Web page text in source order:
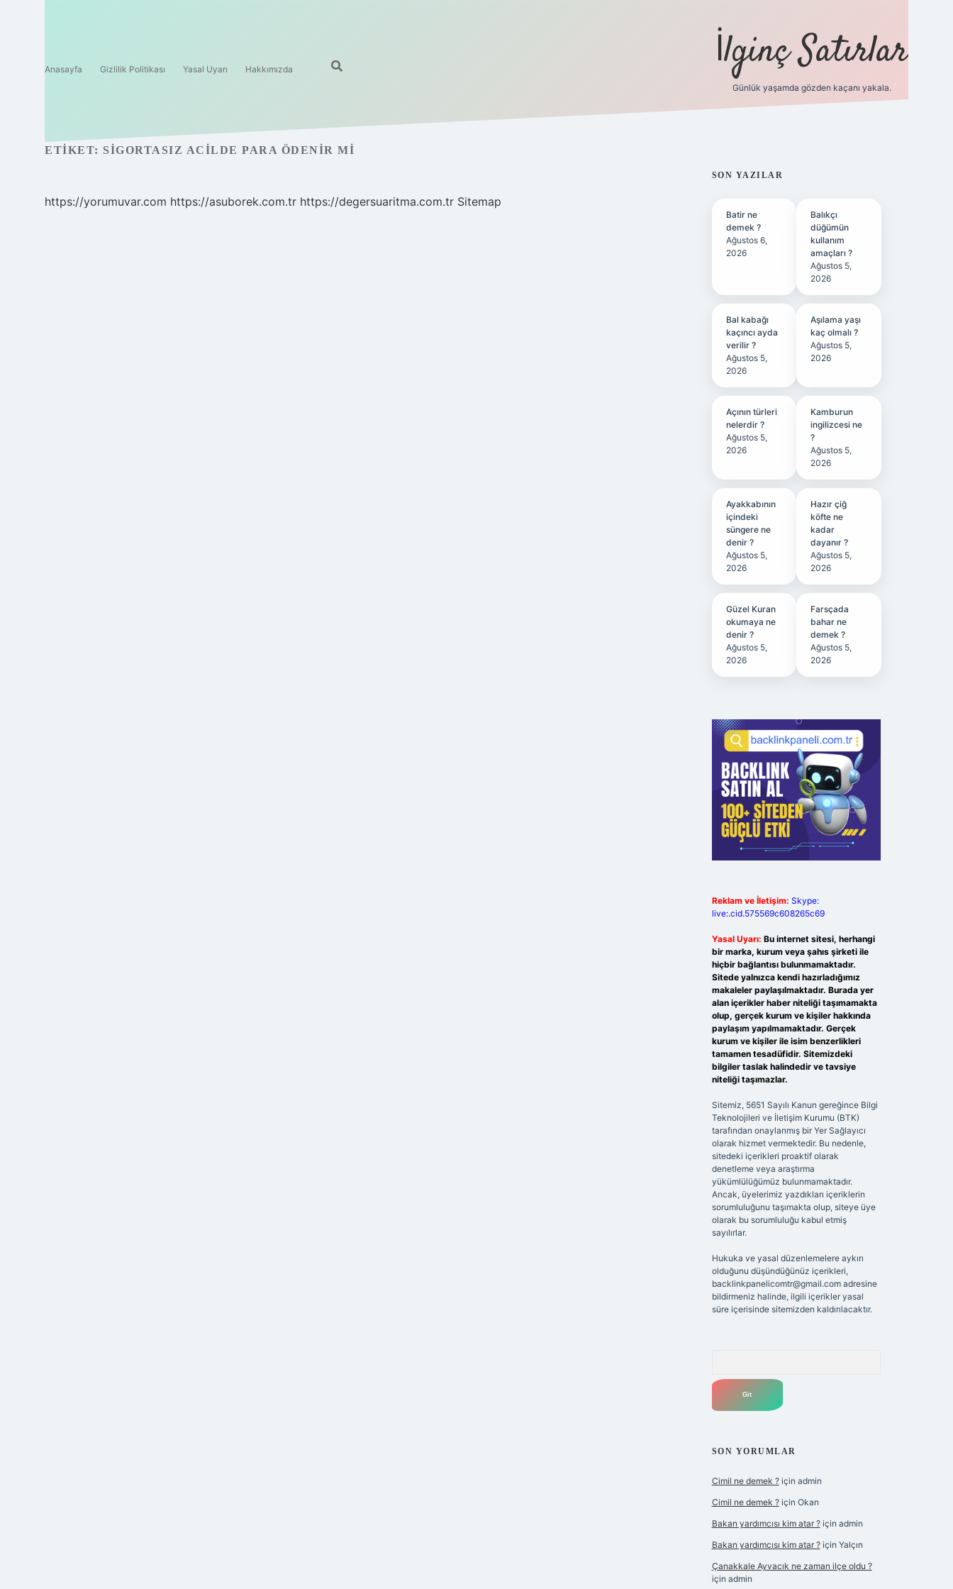
Anasayfa Gizlilik Politikası Yasal Uyarı Hakkımızda İlginç Satırlar
Günlük yaşamda gözden kaçanı yakala.
ETIKET: SIGORTASIZ ACILDE PARA ÖDENIR MI
https://yorumuvar.com https://asuborek.com.tr https://degersuaritma.com.tr Sitemap
SIDEBAR
SON YAZILAR
Batir ne
demek ?
Ağustos 6,
2026
Balıkçı
düğümün
kullanım
amaçları ?
Ağustos 5,
2026
Bal kabağı
kaçıncı ayda
verilir ?
Ağustos 5,
2026
Aşılama yaşı
kaç olmalı ?
Ağustos 5,
2026
Açının türleri
nelerdir ?
Ağustos 5,
2026
Kamburun
ingilizcesi ne
?
Ağustos 5,
2026
Ayakkabının
içindeki
süngere ne
denir ?
Ağustos 5,
2026
Hazır çiğ
köfte ne
kadar
dayanır ?
Ağustos 5,
2026
Güzel Kuran
okumaya ne
denir ?
Ağustos 5,
2026
Farsçada
bahar ne
demek ?
Ağustos 5,
2026
Reklam ve İletişim: Skype:
live:.cid.575569c608265c69
Yasal Uyarı: Bu internet sitesi, herhangi
bir marka, kurum veya şahıs şirketi ile
hiçbir bağlantısı bulunmamaktadır.
Sitede yalnızca kendi hazırladığımız
makaleler paylaşılmaktadır. Burada yer
alan içerikler haber niteliği taşımamakta
olup, gerçek kurum ve kişiler hakkında
paylaşım yapılmamaktadır. Gerçek
kurum ve kişiler ile isim benzerlikleri
tamamen tesadüfidir. Sitemizdeki
bilgiler taslak halindedir ve tavsiye
niteliği taşımazlar.
Sitemiz, 5651 Sayılı Kanun gereğince Bilgi
Teknolojileri ve İletişim Kurumu (BTK)
tarafından onaylanmış bir Yer Sağlayıcı
olarak hizmet vermektedir. Bu nedenle,
sitedeki içerikleri proaktif olarak
denetleme veya araştırma
yükümlülüğümüz bulunmamaktadır.
Ancak, üyelerimiz yazdıkları içeriklerin
sorumluluğunu taşımakta olup, siteye üye
olarak bu sorumluluğu kabul etmiş
sayılırlar.
Hukuka ve yasal düzenlemelere aykırı
olduğunu düşündüğünüz içerikleri,
backlinkpanelicomtr@gmail.comadresine
bildirmeniz halinde, ilgili içerikler yasal
süre içerisinde sitemizden kaldırılacaktır.
SON YORUMLAR
Cimil ne demek ?için admin
Cimil ne demek ?için Okan
Bakan yardımcısı kim atar ?için admin
Bakan yardımcısı kim atar ?için Yalçın
Çanakkale Ayvacık ne zaman ilçe oldu ?
için admin